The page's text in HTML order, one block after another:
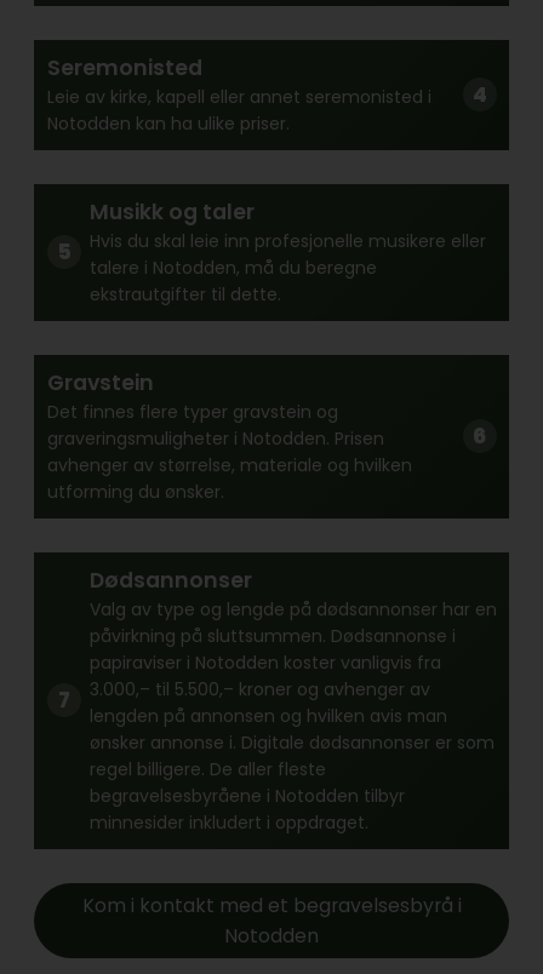
Seremonisted
Leie av kirke, kapell eller annet seremonisted i
Notodden kan ha ulike priser.
Musikk og taler
Hvis du skal leie inn profesjonelle musikere eller
talere i Notodden, må du beregne
ekstrautgifter til dette.
Gravstein
Det finnes flere typer gravstein og
graveringsmuligheter i Notodden. Prisen
avhenger av størrelse, materiale og hvilken
utforming du ønsker.
Dødsannonser
Valg av type og lengde på dødsannonser har en
påvirkning på sluttsummen. Dødsannonse i
papiraviser i Notodden koster vanligvis fra
3.000,– til 5.500,– kroner og avhenger av
lengden på annonsen og hvilken avis man
ønsker annonse i. Digitale dødsannonser er som
regel billigere. De aller fleste
begravelsesbyråene i Notodden tilbyr
minnesider inkludert i oppdraget.
Kom i kontakt med et begravelsesbyrå i
Notodden